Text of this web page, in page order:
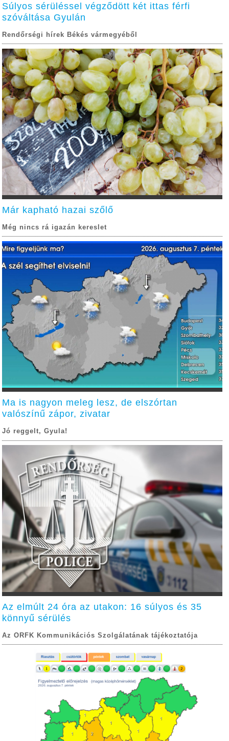
Súlyos sérüléssel végződött két ittas férfi
szóváltása Gyulán
Rendőrségi hírek Békés vármegyéből
Már kapható hazai szőlő
Még nincs rá igazán kereslet
Ma is nagyon meleg lesz, de elszórtan
valószínű zápor, zivatar
Jó reggelt, Gyula!
Az elmúlt 24 óra az utakon: 16 súlyos és 35
könnyű sérülés
Az ORFK Kommunikációs Szolgálatának tájékoztatója